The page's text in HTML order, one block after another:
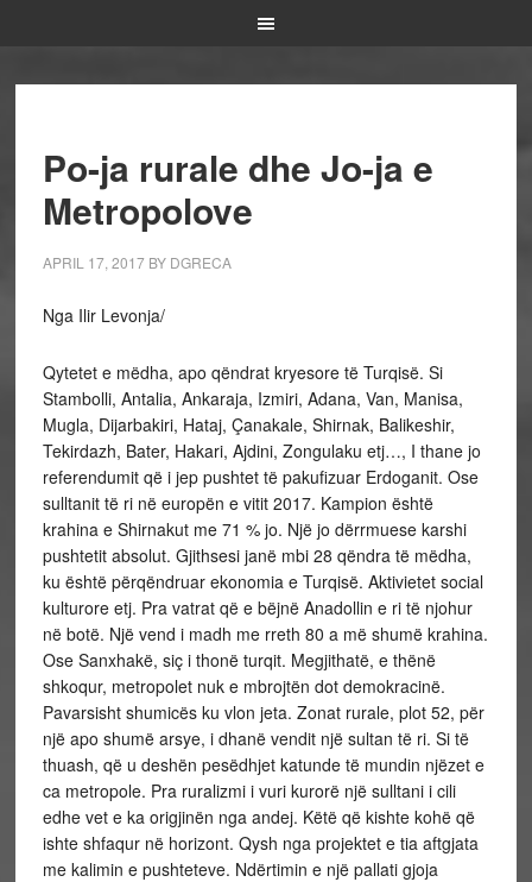
Po-ja rurale dhe Jo-ja e
Metropolove
APRIL 17, 2017BY DGRECA
Nga Ilir Levonja/
Qytetet e mëdha, apo qëndrat kryesore të Turqisë. Si
Stambolli, Antalia, Ankaraja, Izmiri, Adana, Van, Manisa,
Mugla, Dijarbakiri, Hataj, Çanakale, Shirnak, Balikeshir,
Tekirdazh, Bater, Hakari, Ajdini, Zongulaku etj…, I thane jo
referendumit që i jep pushtet të pakufizuar Erdoganit. Ose
sulltanit të ri në europën e vitit 2017. Kampion është
krahina e Shirnakut me 71 % jo. Një jo dërrmuese karshi
pushtetit absolut. Gjithsesi janë mbi 28 qëndra të mëdha,
ku është përqëndruar ekonomia e Turqisë. Aktivietet social
kulturore etj. Pra vatrat që e bëjnë Anadollin e ri të njohur
në botë. Një vend i madh me rreth 80 a më shumë krahina.
Ose Sanxhakë, siç i thonë turqit. Megjithatë, e thënë
shkoqur, metropolet nuk e mbrojtën dot demokracinë.
Pavarsisht shumicës ku vlon jeta. Zonat rurale, plot 52, për
një apo shumë arsye, i dhanë vendit një sultan të ri. Si të
thuash, që u deshën pesëdhjet katunde të mundin njëzet e
ca metropole. Pra ruralizmi i vuri kurorë një sulltani i cili
edhe vet e ka origjinën nga andej. Këtë që kishte kohë që
ishte shfaqur në horizont. Qysh nga projektet e tia aftgjata
me kalimin e pushteteve. Ndërtimin e një pallati gjoja